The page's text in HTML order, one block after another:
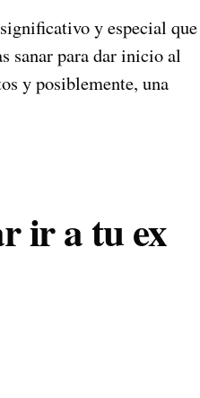
y especial que
sanar para dar inicio al
y posiblemente, una
ir a tu ex